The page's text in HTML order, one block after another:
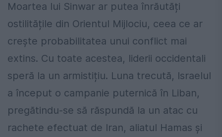
Moartea lui Sinwar ar putea înrăutăți
ostilitățile din Orientul Mijlociu, ceea ce ar
crește probabilitatea unui conflict mai
extins. Cu toate acestea, liderii occidentali
speră la un armistițiu. Luna trecută, Israelul
a început o campanie puternică în Liban,
pregătindu-se să răspundă la un atac cu
rachete efectuat de Iran, aliatul Hamas și